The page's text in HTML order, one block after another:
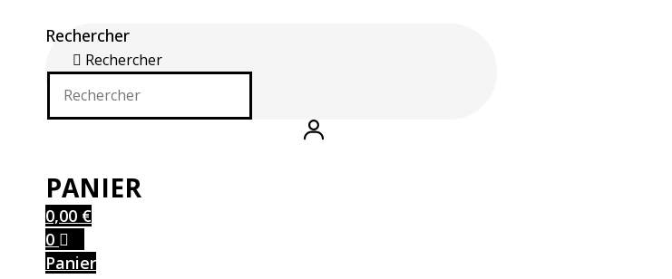
Rechercher
Rechercher
0,00 €
0
Panier